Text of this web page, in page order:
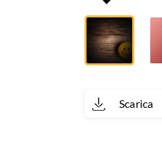
Scarica